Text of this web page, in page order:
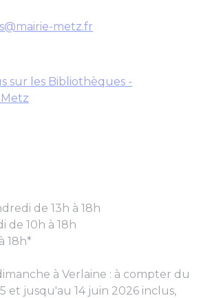
metz.fr
sur les Bibliothèques -
de 13h à 18h
de 10h à 18h
18h*
à Verlaine : à compter du
et jusqu'au 14 juin 2026 inclus,